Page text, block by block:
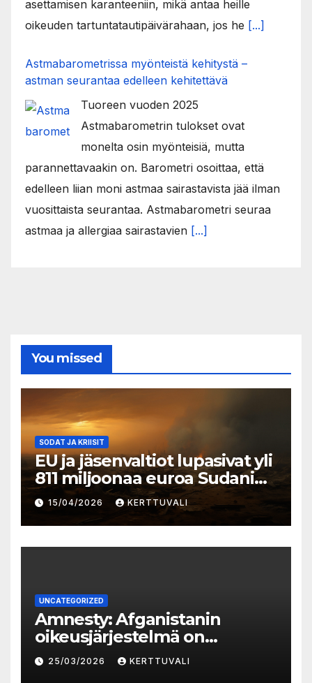
asettamisen karanteeniin, mikä antaa heille
oikeuden tartuntatautipäivärahaan, jos he [...]
Astmabarometrissa myönteistä kehitystä –
astman seurantaa edelleen kehitettävä
Tuoreen vuoden 2025
Astmabarometrin tulokset ovat
monelta osin myönteisiä, mutta
parannettavaakin on. Barometri osoittaa, että
edelleen liian moni astmaa sairastavista jää ilman
vuosittaista seurantaa. Astmabarometri seuraa
astmaa ja allergiaa sairastavien [...]
You missed
SODAT JA KRIISIT
EU ja jäsenvaltiot lupasivat yli
811 miljoonaa euroa Sudanin
kriisiin vastaamiseksi
15/04/2026 KERTTUVALI
UNCATEGORIZED
Amnesty: Afganistanin
oikeusjärjestelmä on
romahtanut Talibanin
valtaannousun jälkeen
25/03/2026 KERTTUVALI